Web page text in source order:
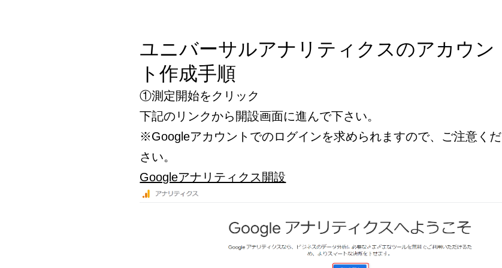
ユニバーサルアナリティクスのアカウン
ト作成手順
①測定開始をクリック
下記のリンクから開設画面に進んで下さい。
※Googleアカウントでのログインを求められますので、ご注意くだ
さい。
Googleアナリティクス開設